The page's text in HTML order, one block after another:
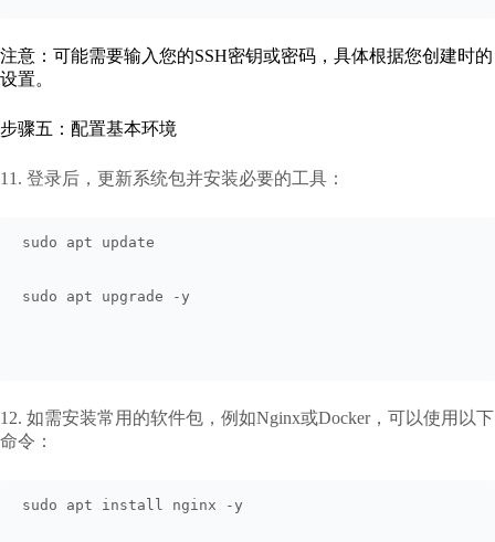
注意：可能需要输入您的SSH密钥或密码，具体根据您创建时的
设置。
步骤五：配置基本环境
11. 登录后，更新系统包并安装必要的工具：
sudo apt update
sudo apt upgrade -y
12. 如需安装常用的软件包，例如Nginx或Docker，可以使用以下
命令：
sudo apt install nginx -y